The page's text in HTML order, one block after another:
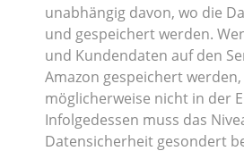
unabhängig davon, wo die
und gespeichert werden.
und Kundendaten auf den
Amazon gespeichert
möglicherweise nicht in der
Infolgedessen muss das
Datensicherheit gesondert